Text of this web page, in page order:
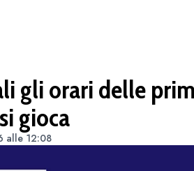
gli orari delle
gioca
alle 12:08